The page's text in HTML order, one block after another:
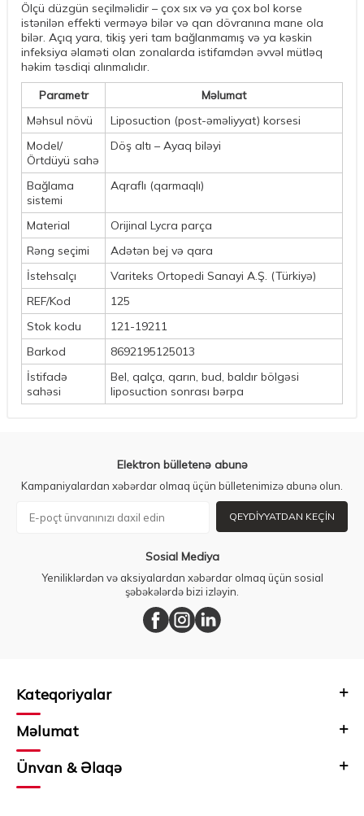
Ölçü düzgün seçilməlidir – çox sıx və ya çox bol korse
istənilən effekti verməyə bilər və qan dövranına mane ola
bilər. Açıq yara, tikiş yeri tam bağlanmamış və ya kəskin
infeksiya əlaməti olan zonalarda istifamdən əvvəl mütləq
həkim təsdiqi alınmalıdır.
Parametr
Məlumat
Məhsul növü
Liposuction (post-əməliyyat) korsesi
Model/
Örtdüyü sahə
Döş altı – Ayaq biləyi
Bağlama
sistemi
Aqraflı (qarmaqlı)
Material
Orijinal Lycra parça
Rəng seçimi
Adətən bej və qara
İstehsalçı
Variteks Ortopedi Sanayi A.Ş. (Türkiyə)
REF/Kod
125
Stok kodu
121-19211
Barkod
8692195125013
İstifadə
sahəsi
Bel, qalça, qarın, bud, baldır bölgəsi
liposuction sonrası bərpa
Elektron bülletenə abunə
Kampaniyalardan xəbərdar olmaq üçün bülletenimizə abunə olun.
QEYDIYYATDAN KEÇIN
Sosial Mediya
Yeniliklərdən və aksiyalardan xəbərdar olmaq üçün sosial
şəbəkələrdə bizi izləyin.
Kateqoriyalar
Məlumat
Ünvan & Əlaqə